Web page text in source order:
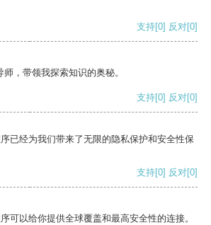
支持[0] 反对[0]
，带领我探索知识的奥秘。
支持[0] 反对[0]
已经为我们带来了无限的隐私保护和安全性保
支持[0] 反对[0]
可以给你提供全球覆盖和最高安全性的连接。